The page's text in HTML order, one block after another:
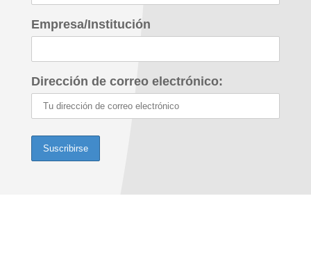
Empresa/Institución
Dirección de correo electrónico: